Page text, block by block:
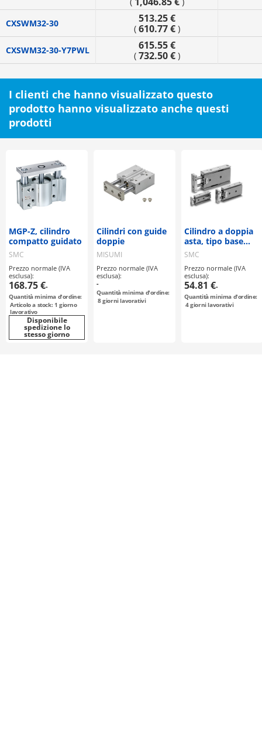
CXSWM32-30 513.25 €
( 610.77 €)
CXSWM32-30-Y7PWL 615.55 €
( 732.50 €)
I clienti che hanno visualizzato questo
prodotto hanno visualizzato anche questi
prodotti
MGP-Z, cilindro
compatto guidato
SMC
Prezzo normale (IVA
esclusa):
168.75 €-
Quantità minima d'ordine:
Articolo a stock: 1 giorno
lavorativo
Disponibile
spedizione lo
stesso giorno
Cilindri con guide
doppie
MISUMI
Prezzo normale (IVA
esclusa):
-
Quantità minima d'ordine:
8giorni lavorativi
Cilindro a doppia
asta, tipo base
serie CXS
SMC
Prezzo normale (IVA
esclusa):
54.81 €-
Quantità minima d'ordine:
4giorni lavorativi